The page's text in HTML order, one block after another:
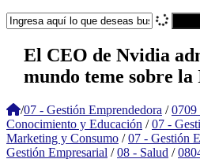
El CEO de Nvidia
mundo teme sobre la
/07 - Gestión Emprendedora / 0709
Conocimiento y Educación / 07 -
Marketing y Consumo / 07 - Gestión
Gestión Empresarial / 08 - Salud /